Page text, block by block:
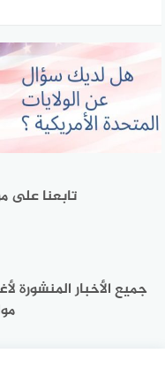
تابعنا على
جميع الأخبار المنشورة